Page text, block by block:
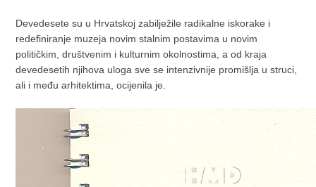
Devedesete su u Hrvatskoj zabilježile radikalne iskorake i
redefiniranje muzeja novim stalnim postavima u novim
političkim, društvenim i kulturnim okolnostima, a od kraja
devedesetih njihova uloga sve se intenzivnije promišlja u struci,
ali i među arhitektima, ocijenila je.